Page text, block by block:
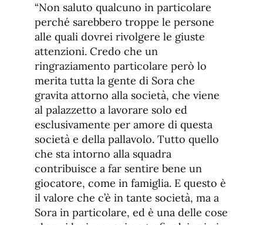
“Non saluto qualcuno in particolare
perché sarebbero troppe le persone
alle quali dovrei rivolgere le giuste
attenzioni. Credo che un
ringraziamento particolare però lo
merita tutta la gente di Sora che
gravita attorno alla società, che viene
al palazzetto a lavorare solo ed
esclusivamente per amore di questa
società e della pallavolo. Tutto quello
che sta intorno alla squadra
contribuisce a far sentire bene un
giocatore, come in famiglia. E questo è
il valore che c’è in tante società, ma a
Sora in particolare, ed è una delle cose